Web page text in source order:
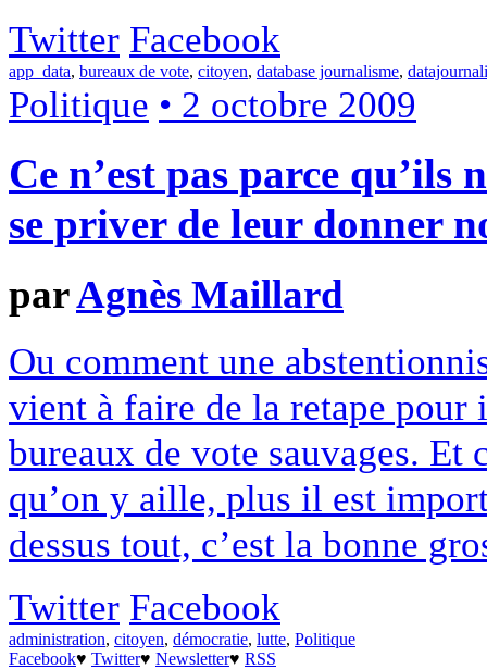
Twitter Facebook
app_data, bureaux de vote, citoyen, database journalisme,
Politique • 2 octobre 2009
Ce n’est pas parce qu’ils
se priver de leur donner
parAgnès Maillard
Ou comment une
vient à faire de la retape pour
bureaux de vote sauvages. Et
qu’on y aille, plus il est
dessus tout, c’est la bonne
Twitter Facebook
administration, citoyen, démocratie, lutte, Politique
Facebook♥ Twitter♥ Newsletter♥ RSS